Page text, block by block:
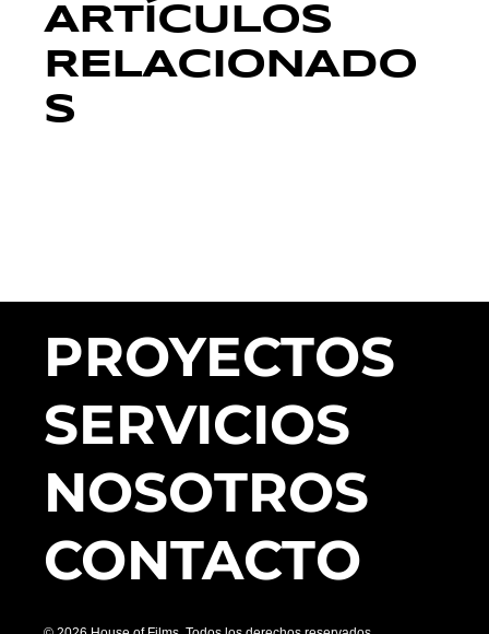
ARTÍCULOS
RELACIONADO
S
PROYECTOS
SERVICIOS
NOSOTROS
CONTACTO